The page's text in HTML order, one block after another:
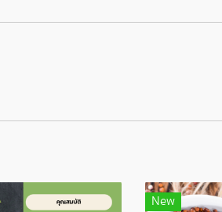
New